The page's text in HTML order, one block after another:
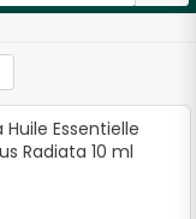
Essentielle
Radiata 10 ml